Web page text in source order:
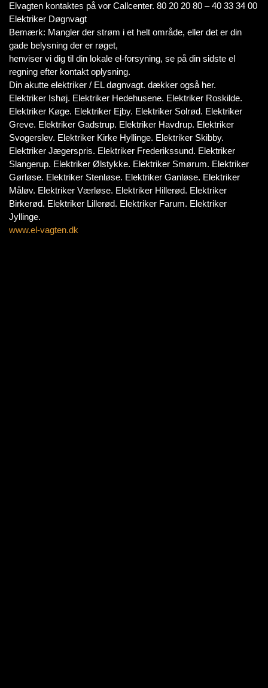
Elvagten kontaktes på vor Callcenter. 80 20 20 80 – 40 33 34 00
Elektriker Døgnvagt
Bemærk: Mangler der strøm i et helt område, eller det er din
gade belysning der er røget,
henviser vi dig til din lokale el-forsyning, se på din sidste el
regning efter kontakt oplysning.
Din akutte elektriker / EL døgnvagt. dækker også her.
Elektriker Ishøj. Elektriker Hedehusene. Elektriker Roskilde.
Elektriker Køge. Elektriker Ejby. Elektriker Solrød. Elektriker
Greve. Elektriker Gadstrup. Elektriker Havdrup. Elektriker
Svogerslev. Elektriker Kirke Hyllinge. Elektriker Skibby.
Elektriker Jægerspris. Elektriker Frederikssund. Elektriker
Slangerup. Elektriker Ølstykke. Elektriker Smørum. Elektriker
Gørløse. Elektriker Stenløse. Elektriker Ganløse. Elektriker
Måløv. Elektriker Værløse. Elektriker Hillerød. Elektriker
Birkerød. Elektriker Lillerød. Elektriker Farum. Elektriker
Jyllinge.
www.el-vagten.dk